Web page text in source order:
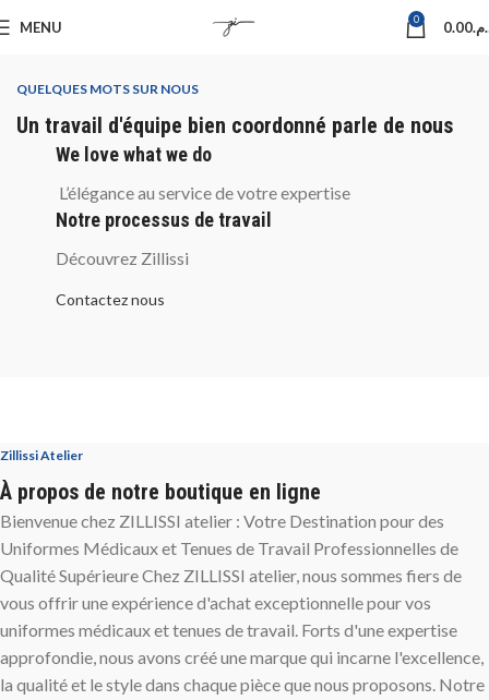
MENU 0 0.00
QUELQUES MOTS SUR NOUS
Un travail d'équipe bien coordonné parle de nous
We love what we do
L’élégance au service de votre expertise
Notre processus de travail
Découvrez Zillissi
Contactez nous
Zillissi Atelier
À propos de notre boutique en ligne
Bienvenue chez ZILLISSI atelier : Votre Destination pour des
Uniformes Médicaux et Tenues de Travail Professionnelles de
Qualité Supérieure Chez ZILLISSI atelier, nous sommes fiers de
vous offrir une expérience d'achat exceptionnelle pour vos
uniformes médicaux et tenues de travail. Forts d'une expertise
approfondie, nous avons créé une marque qui incarne l'excellence,
la qualité et le style dans chaque pièce que nous proposons. Notre